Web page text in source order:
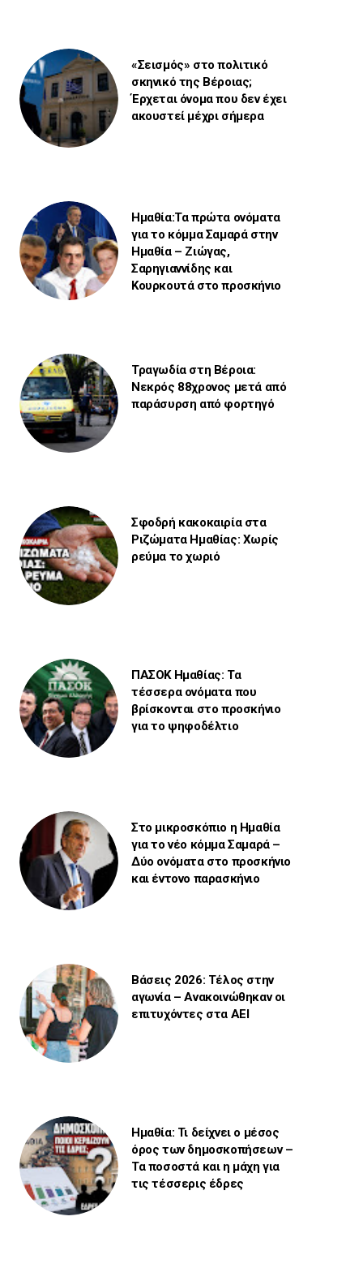
«Σεισμός» στο πολιτικό
σκηνικό της Βέροιας;
Έρχεται όνομα που δεν έχει
ακουστεί μέχρι σήμερα
Ημαθία:Τα πρώτα ονόματα
για το κόμμα Σαμαρά στην
Ημαθία – Ζιώγας,
Σαρηγιαννίδης και
Κουρκουτά στο προσκήνιο
Τραγωδία στη Βέροια:
Νεκρός 88χρονος μετά από
παράσυρση από φορτηγό
Σφοδρή κακοκαιρία στα
Ριζώματα Ημαθίας: Χωρίς
ρεύμα το χωριό
ΠΑΣΟΚ Ημαθίας: Τα
τέσσερα ονόματα που
βρίσκονται στο προσκήνιο
για το ψηφοδέλτιο
Στο μικροσκόπιο η Ημαθία
για το νέο κόμμα Σαμαρά –
Δύο ονόματα στο προσκήνιο
και έντονο παρασκήνιο
Βάσεις 2026: Τέλος στην
αγωνία – Ανακοινώθηκαν οι
επιτυχόντες στα ΑΕΙ
Ημαθία: Τι δείχνει ο μέσος
όρος των δημοσκοπήσεων –
Τα ποσοστά και η μάχη για
τις τέσσερις έδρες